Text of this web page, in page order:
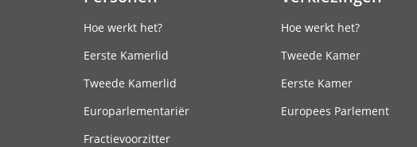
Hoe werkt het?
Eerste Kamerlid
Tweede Kamerlid
Europarlementariër
Fractievoorzitter
Hoe werkt het?
Tweede Kamer
Eerste Kamer
Europees Parlement